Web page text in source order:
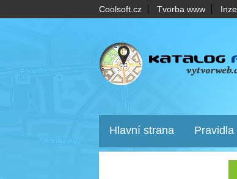
Coolsoft.cz Tvorba www
Hlavní strana Pravidla